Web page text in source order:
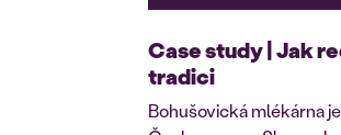
Case study | Jak
tradici
Bohušovická mlékárna